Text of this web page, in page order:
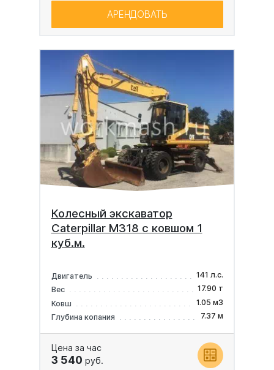
АРЕНДОВАТЬ
Колесный экскаватор
Caterpillar M318 с ковшом 1
куб.м.
Двигатель
141 л.с.
Вес
17.90 т
Ковш
1.05 м3
Глубина копания
7.37 м
Цена за час
3 540 руб.